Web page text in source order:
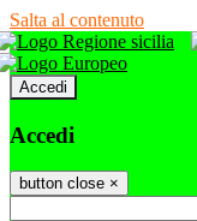
Salta al contenuto
Accedi
Accedi
button close ×